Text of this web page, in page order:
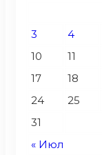
« Июл
3
4
10
11
17
18
24
25
31